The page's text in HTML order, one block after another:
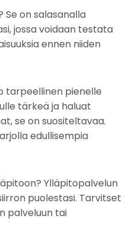
Se on salasanalla
jossa voidaan testata
ennen niiden
tarpeellinen pienelle
tärkeä ja haluat
se on suositeltavaa.
edullisempia
Ylläpitopalvelun
puolestasi. Tarvitset
palveluun tai